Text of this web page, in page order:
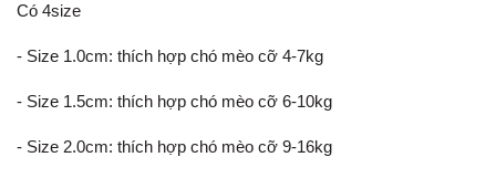
Có 4size
- Size 1.0cm: thích hợp chó mèo cỡ 4-7kg
- Size 1.5cm: thích hợp chó mèo cỡ 6-10kg
- Size 2.0cm: thích hợp chó mèo cỡ 9-16kg